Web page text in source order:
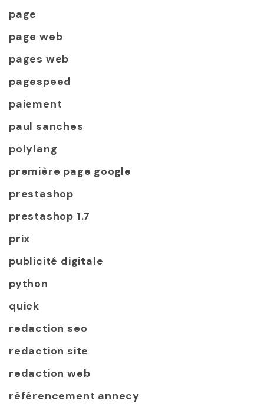
page
page web
pages web
pagespeed
paiement
paul sanches
polylang
première page google
prestashop
prestashop 1.7
prix
publicité digitale
python
quick
redaction seo
redaction site
redaction web
référencement annecy